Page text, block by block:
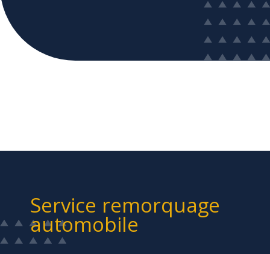
Service remorquage
automobile